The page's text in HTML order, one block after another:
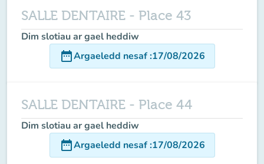
SALLE DENTAIRE - Place 43
Dim slotiau ar gael heddiw
date_rangeArgaeledd nesaf:17/08/2026
SALLE DENTAIRE - Place 44
Dim slotiau ar gael heddiw
date_rangeArgaeledd nesaf:17/08/2026